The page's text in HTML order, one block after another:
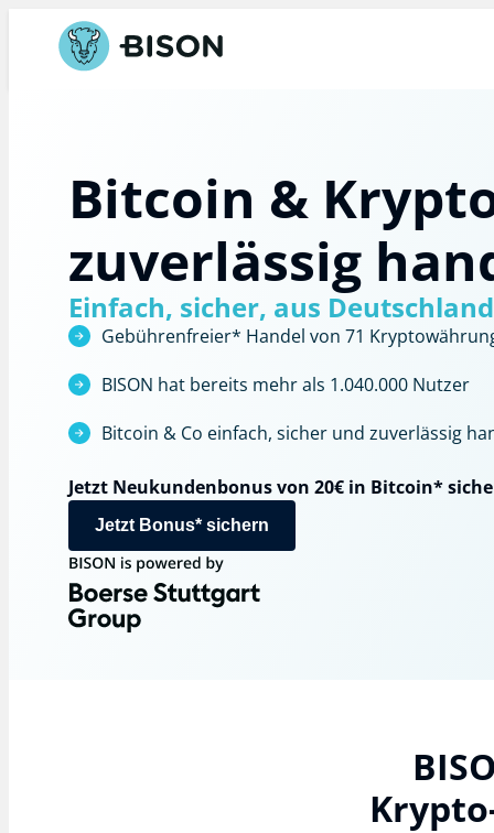
Bitcoin &
zuverlässig
Einfach, sicher, aus
Gebührenfreier* Handel von 71
BISON hat bereits mehr als 1.040.000 Nutzer
Bitcoin & Co einfach, sicher und zuverlässig
Jetzt Neukundenbonus von 20€ in Bitcoin*
Jetzt Bonus* sichern